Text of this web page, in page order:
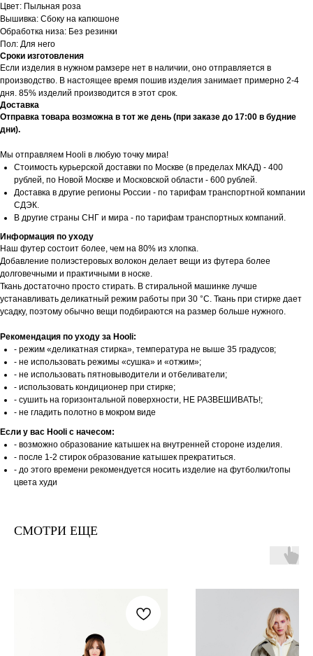
Цвет: Пыльная роза
Вышивка: Сбоку на капюшоне
Обработка низа: Без резинки
Пол: Для него
Сроки изготовления
Если изделия в нужном рамзере нет в наличии, оно отправляется в
производство. В настоящее время пошив изделия занимает примерно 2-4
дня. 85% изделий производится в этот срок.
Доставка
Отправка товара возможна в тот же день (при заказе до 17:00 в будние
дни).
Мы отправляем Hooli в любую точку мира!
Стоимость курьерской доставки по Москве (в пределах МКАД) - 400
рублей, по Новой Москве и Московской области - 600 рублей.
Доставка в другие регионы России - по тарифам транспортной компании
СДЭК.
В другие страны СНГ и мира - по тарифам транспортных компаний.
Информация по уходу
Наш футер состоит более, чем на 80% из хлопка.
Добавление полиэстеровых волокон делает вещи из футера более
долговечными и практичными в носке.
Ткань достаточно просто стирать. В стиральной машинке лучше
устанавливать деликатный режим работы при 30 °С. Ткань при стирке дает
усадку, поэтому обычно вещи подбираются на размер больше нужного.
Рекомендация по уходу за Hooli:
- режим «деликатная стирка», температура не выше 35 градусов;
- не использовать режимы «сушка» и «отжим»;
- не использовать пятновыводители и отбеливатели;
- использовать кондиционер при стирке;
- сушить на горизонтальной поверхности, НЕ РАЗВЕШИВАТЬ!;
- не гладить полотно в мокром виде
Если у вас Hooli c начесом:
- возможно образование катышек на внутренней стороне изделия.
- после 1-2 стирок образование катышек прекратиться.
- до этого времени рекомендуется носить изделие на футболки/топы
цвета худи
СМОТРИ ЕЩЕ